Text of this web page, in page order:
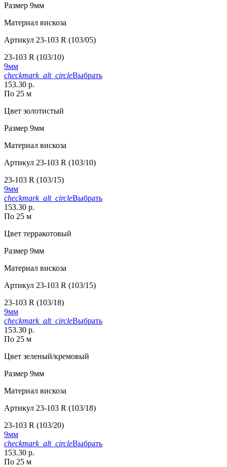
Размер 9мм
Материал вискоза
Артикул 23-103 R (103/05)
23-103 R (103/10)
9мм
checkmark_alt_circleВыбрать
153.30 р.
По 25 м
Цвет золотистый
Размер 9мм
Материал вискоза
Артикул 23-103 R (103/10)
23-103 R (103/15)
9мм
checkmark_alt_circleВыбрать
153.30 р.
По 25 м
Цвет терракотовый
Размер 9мм
Материал вискоза
Артикул 23-103 R (103/15)
23-103 R (103/18)
9мм
checkmark_alt_circleВыбрать
153.30 р.
По 25 м
Цвет зеленый/кремовый
Размер 9мм
Материал вискоза
Артикул 23-103 R (103/18)
23-103 R (103/20)
9мм
checkmark_alt_circleВыбрать
153.30 р.
По 25 м